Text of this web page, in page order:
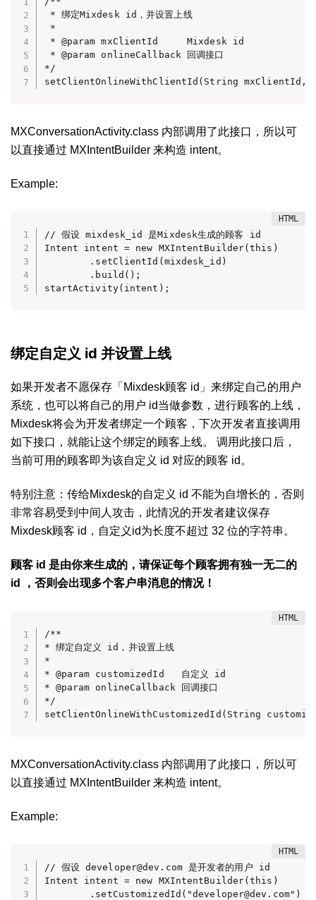
* 绑定Mixdesk id，并设置上线
*
* @param mxClientId     Mixdesk id
* @param onlineCallback 回调接口
*/
setClientOnlineWithClientId(String mxClientId,
MXConversationActivity.class 内部调用了此接口，所以可
以直接通过 MXIntentBuilder 来构造 intent。
Example:
// 假设 mixdesk_id 是Mixdesk生成的顾客 id
Intent intent = new MXIntentBuilder(this)
        .setClientId(mixdesk_id)
        .build();
startActivity(intent);
绑定自定义 id 并设置上线
如果开发者不愿保存「Mixdesk顾客 id」来绑定自己的用户
系统，也可以将自己的用户 id当做参数，进行顾客的上线，
Mixdesk将会为开发者绑定一个顾客，下次开发者直接调用
如下接口，就能让这个绑定的顾客上线。 调用此接口后，
当前可用的顾客即为该自定义 id 对应的顾客 id。
特别注意：传给Mixdesk的自定义 id 不能为自增长的，否则
非常容易受到中间人攻击，此情况的开发者建议保存
Mixdesk顾客 id，自定义id为长度不超过 32 位的字符串。
顾客 id 是由你来生成的，请保证每个顾客拥有独一无二的
id ，否则会出现多个客户串消息的情况！
/**
* 绑定自定义 id，并设置上线
*
* @param customizedId   自定义 id
* @param onlineCallback 回调接口
*/
setClientOnlineWithCustomizedId(String
MXConversationActivity.class 内部调用了此接口，所以可
以直接通过 MXIntentBuilder 来构造 intent。
Example:
// 假设 developer@dev.com 是开发者的用户 id
Intent intent = new MXIntentBuilder(this)
.setCustomizedId("developer@dev.com") //